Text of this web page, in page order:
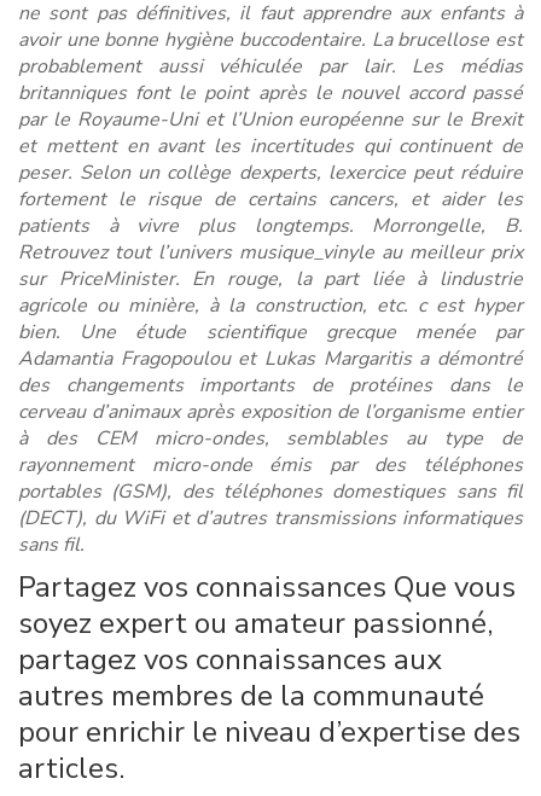
ne sont pas définitives, il faut apprendre aux enfants à
avoir une bonne hygiène buccodentaire. La brucellose est
probablement aussi véhiculée par lair. Les médias
britanniques font le point après le nouvel accord passé
par le Royaume-Uni et l’Union européenne sur le Brexit
et mettent en avant les incertitudes qui continuent de
peser. Selon un collège dexperts, lexercice peut réduire
fortement le risque de certains cancers, et aider les
patients à vivre plus longtemps. Morrongelle, B.
Retrouvez tout l’univers musique_vinyle au meilleur prix
sur PriceMinister. En rouge, la part liée à lindustrie
agricole ou minière, à la construction, etc. c est hyper
bien. Une étude scientifique grecque menée par
Adamantia Fragopoulou et Lukas Margaritis a démontré
des changements importants de protéines dans le
cerveau d’animaux après exposition de l’organisme entier
à des CEM micro-ondes, semblables au type de
rayonnement micro-onde émis par des téléphones
portables (GSM), des téléphones domestiques sans fil
(DECT), du WiFi et d’autres transmissions informatiques
sans fil.
Partagez vos connaissances Que vous
soyez expert ou amateur passionné,
partagez vos connaissances aux
autres membres de la communauté
pour enrichir le niveau d’expertise des
articles.